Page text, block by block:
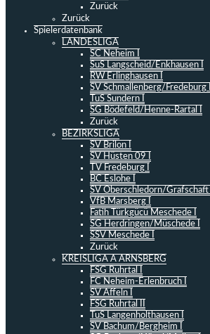
Zurück
Zurück
Spielerdatenbank
LANDESLIGA
SC Neheim I
SuS Langscheid/Enkhausen I
RW Erlinghausen I
SV Schmallenberg/Fredeburg I
TuS Sundern I
SG Bödefeld/Henne-Rartal I
Zurück
BEZIRKSLIGA
SV Brilon I
SV Hüsten 09 I
TV Fredeburg I
BC Eslohe I
SV Oberschledorn/Grafschaft I
VfB Marsberg I
Fatih Türkgücü Meschede I
SG Herdringen/Müschede I
SSV Meschede I
Zurück
KREISLIGA A ARNSBERG
FSG Ruhrtal I
FC Neheim-Erlenbruch I
SV Affeln I
FSG Ruhrtal II
TuS Langenholthausen I
SV Bachum/Bergheim I